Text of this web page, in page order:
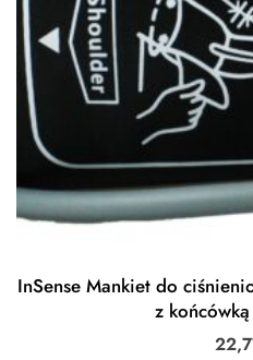
InSense Mankiet do
z